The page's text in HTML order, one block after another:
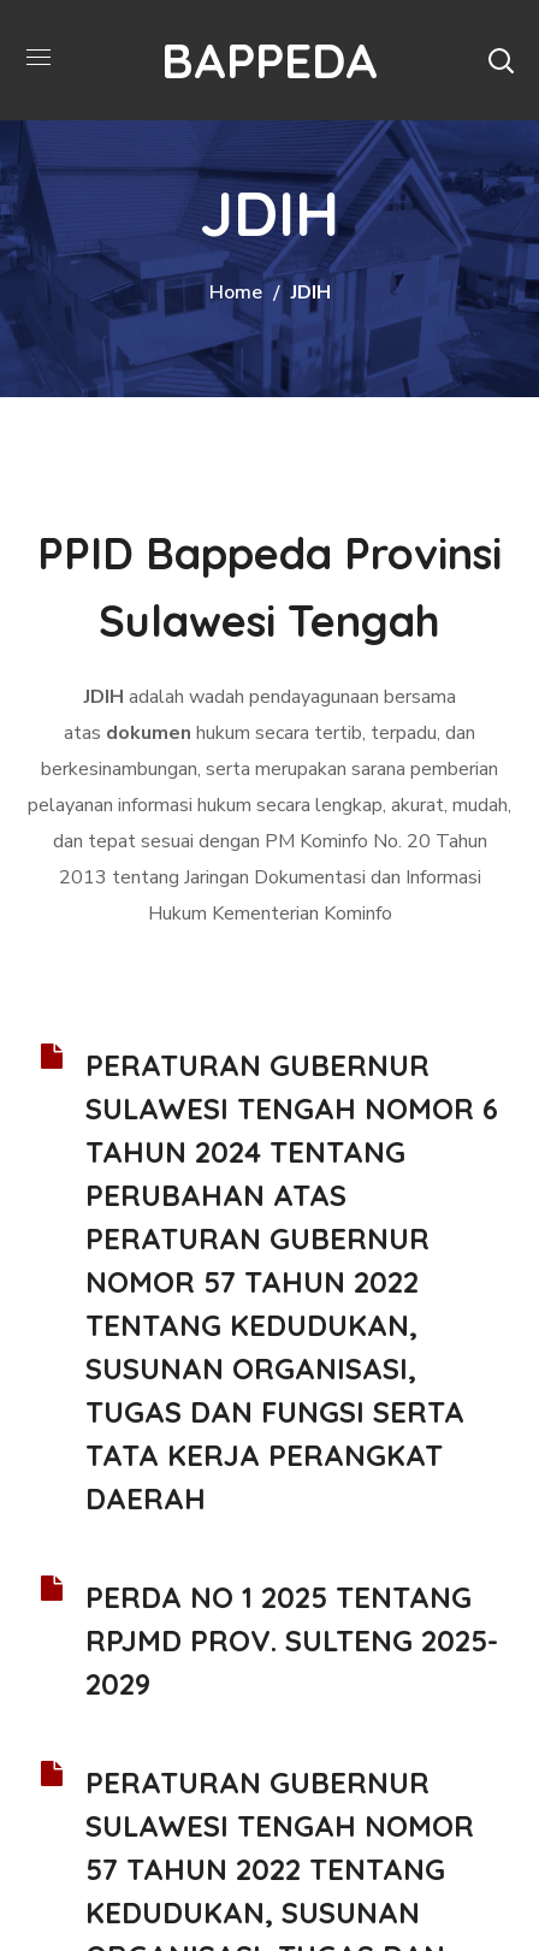
BAPPEDA
JDIH
Home JDIH
PPID Bappeda Provinsi
Sulawesi Tengah
JDIH adalah wadah pendayagunaan bersama
atas dokumen hukum secara tertib, terpadu, dan
berkesinambungan, serta merupakan sarana pemberian
pelayanan informasi hukum secara lengkap, akurat, mudah,
dan tepat sesuai dengan PM Kominfo No. 20 Tahun
2013 tentang Jaringan Dokumentasi dan Informasi
Hukum Kementerian Kominfo
PERATURAN GUBERNUR
SULAWESI TENGAH NOMOR 6
TAHUN 2024 TENTANG
PERUBAHAN ATAS
PERATURAN GUBERNUR
NOMOR 57 TAHUN 2022
TENTANG KEDUDUKAN,
SUSUNAN ORGANISASI,
TUGAS DAN FUNGSI SERTA
TATA KERJA PERANGKAT
DAERAH
PERDA NO 1 2025 TENTANG
RPJMD PROV. SULTENG 2025-
2029
PERATURAN GUBERNUR
SULAWESI TENGAH NOMOR
57 TAHUN 2022 TENTANG
KEDUDUKAN, SUSUNAN